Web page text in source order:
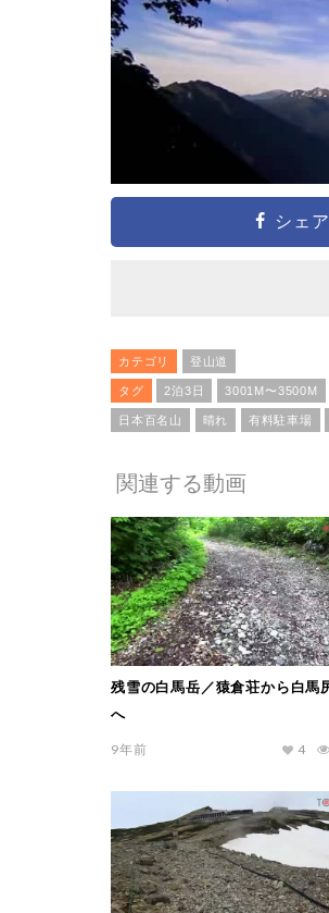
シェ
カテゴリ 登山道
タグ 2泊3日 3001M〜3500M
日本百名山 晴れ 有料駐車場
関連する動画
残雪の白馬岳／猿倉荘から白馬
へ
9年前 4